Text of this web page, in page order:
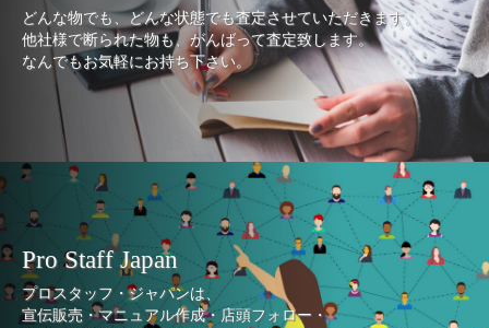
どんな物でも、どんな状態でも査定させていただきます。
他社様で断られた物も、がんばって査定致します。
なんでもお気軽にお持ち下さい。
Pro Staff Japan
プロスタッフ・ジャパンは、
宣伝販売・マニュアル作成・店頭フォロー・